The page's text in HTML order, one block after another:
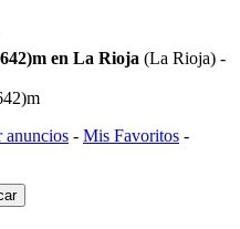
en La Rioja (La Rioja) -
- Mis Favoritos -